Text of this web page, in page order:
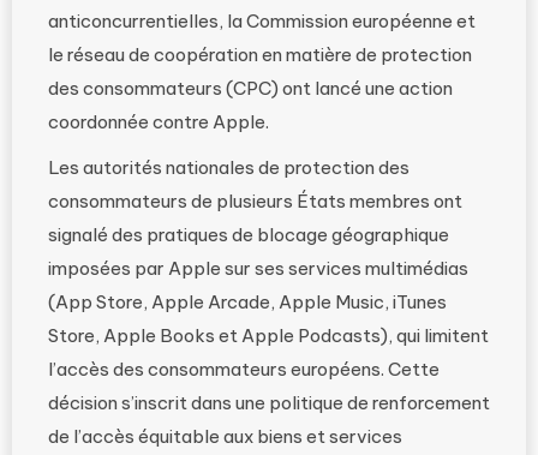
anticoncurrentielles, la Commission européenne et
le réseau de coopération en matière de protection
des consommateurs (CPC) ont lancé une action
coordonnée contre Apple.
Les autorités nationales de protection des
consommateurs de plusieurs États membres ont
signalé des pratiques de blocage géographique
imposées par Apple sur ses services multimédias
(App Store, Apple Arcade, Apple Music, iTunes
Store, Apple Books et Apple Podcasts), qui limitent
l’accès des consommateurs européens. Cette
décision s’inscrit dans une politique de renforcement
de l’accès équitable aux biens et services